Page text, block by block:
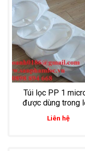
Túi lọc PP 1
được dùng trong
thực phẩm
Liên hệ